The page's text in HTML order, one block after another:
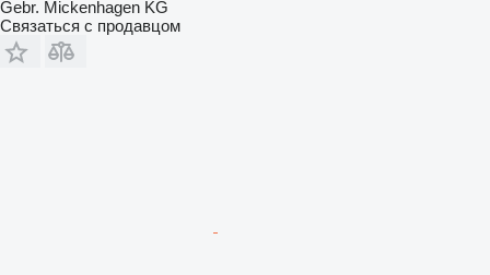
Gebr. Mickenhagen KG
Связаться с продавцом